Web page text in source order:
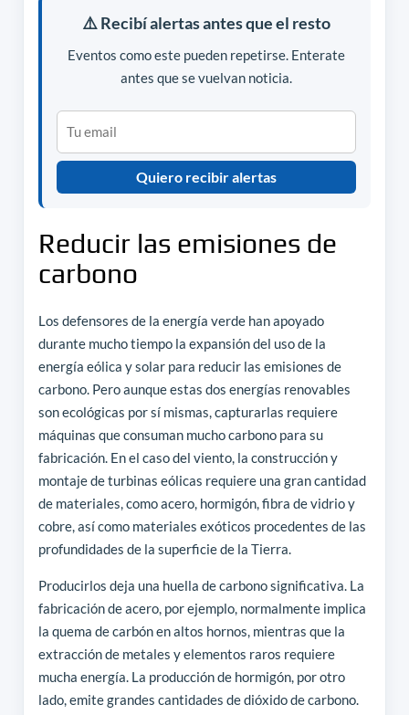
⚠️ Recibí alertas antes que el resto
Eventos como este pueden repetirse. Enterate
antes que se vuelvan noticia.
Quiero recibir alertas
Reducir las emisiones de
carbono
Los defensores de la energía verde han apoyado
durante mucho tiempo la expansión del uso de la
energía eólica y solar para reducir las emisiones de
carbono. Pero aunque estas dos energías renovables
son ecológicas por sí mismas, capturarlas requiere
máquinas que consuman mucho carbono para su
fabricación. En el caso del viento, la construcción y
montaje de turbinas eólicas requiere una gran cantidad
de materiales, como acero, hormigón, fibra de vidrio y
cobre, así como materiales exóticos procedentes de las
profundidades de la superficie de la Tierra.
Producirlos deja una huella de carbono significativa. La
fabricación de acero, por ejemplo, normalmente implica
la quema de carbón en altos hornos, mientras que la
extracción de metales y elementos raros requiere
mucha energía. La producción de hormigón, por otro
lado, emite grandes cantidades de dióxido de carbono.